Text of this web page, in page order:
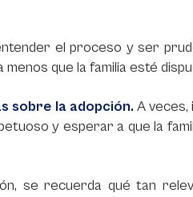
el proceso y ser
que la familia esté
sobre la adopción. A veces,
y esperar a que la
se recuerda qué tan